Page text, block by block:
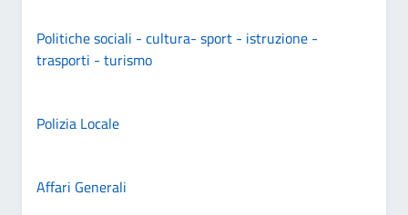
Politiche sociali - cultura- sport - istruzione -
trasporti - turismo
Polizia Locale
Affari Generali